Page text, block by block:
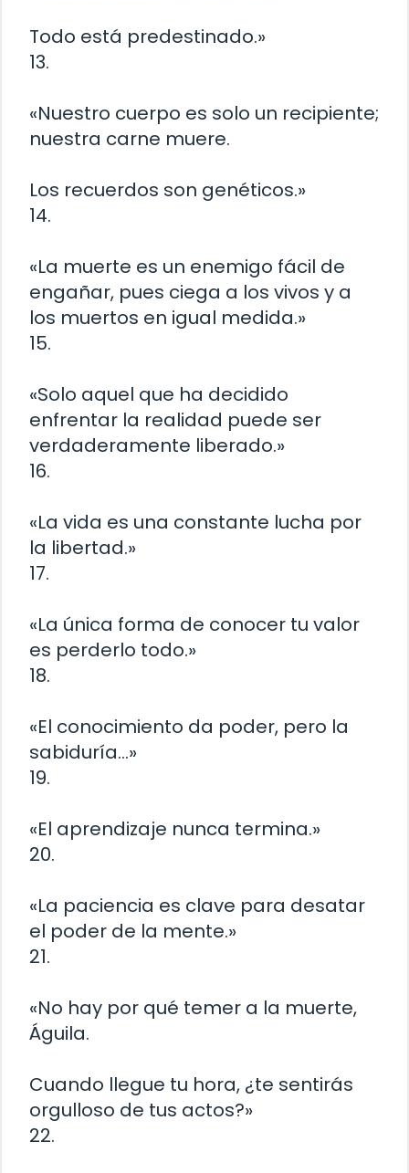
Todo está predestinado.»
13.
«Nuestro cuerpo es solo un recipiente;
nuestra carne muere.
Los recuerdos son genéticos.»
14.
«La muerte es un enemigo fácil de
engañar, pues ciega a los vivos y a
los muertos en igual medida.»
15.
«Solo aquel que ha decidido
enfrentar la realidad puede ser
verdaderamente liberado.»
16.
«La vida es una constante lucha por
la libertad.»
17.
«La única forma de conocer tu valor
es perderlo todo.»
18.
«El conocimiento da poder, pero la
sabiduría…»
19.
«El aprendizaje nunca termina.»
20.
«La paciencia es clave para desatar
el poder de la mente.»
21.
«No hay por qué temer a la muerte,
Águila.
Cuando llegue tu hora, ¿te sentirás
orgulloso de tus actos?»
22.